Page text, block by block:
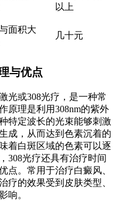
以上
面积大
几十元
与优点
光或308光疗，是一种常
原理是利用308nm的紫外
特定波长的光束能够刺激
成，从而达到色素沉着的
着白斑区域的色素可以逐
308光疗还具有治疗时间
点。常用于治疗白癜风、
疗的效果受到皮肤类型、
响。